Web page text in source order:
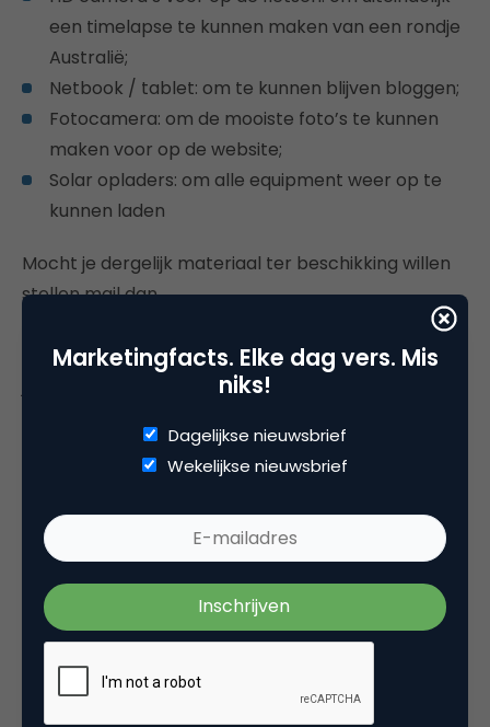
een timelapse te kunnen maken van een rondje
Australië;
Netbook / tablet: om te kunnen blijven bloggen;
Fotocamera: om de mooiste foto’s te kunnen
maken voor op de website;
Solar opladers: om alle equipment weer op te
kunnen laden
Mocht je dergelijk materiaal ter beschikking willen
stellen mail dan
title=”mark@100dagenvoorkika.nl”}. Zo niet dan kun
je ze dus ook sponsoren en geld doneren waarbij
Stichting 100 dagen voor KiKa gaat en er niets aan
de strijkstok blijft hangen. Namens Mark en Reinier
alvast bedankt! Spread the newz dus retweet, like,
share, vertel, blog, embed or whatever, maar
deel;-)
Tot slot wensen we Mark & Reinier natuurlijk
Marketingfacts. Elke dag vers. Mis
niks!
Dagelijkse nieuwsbrief
Wekelijkse nieuwsbrief